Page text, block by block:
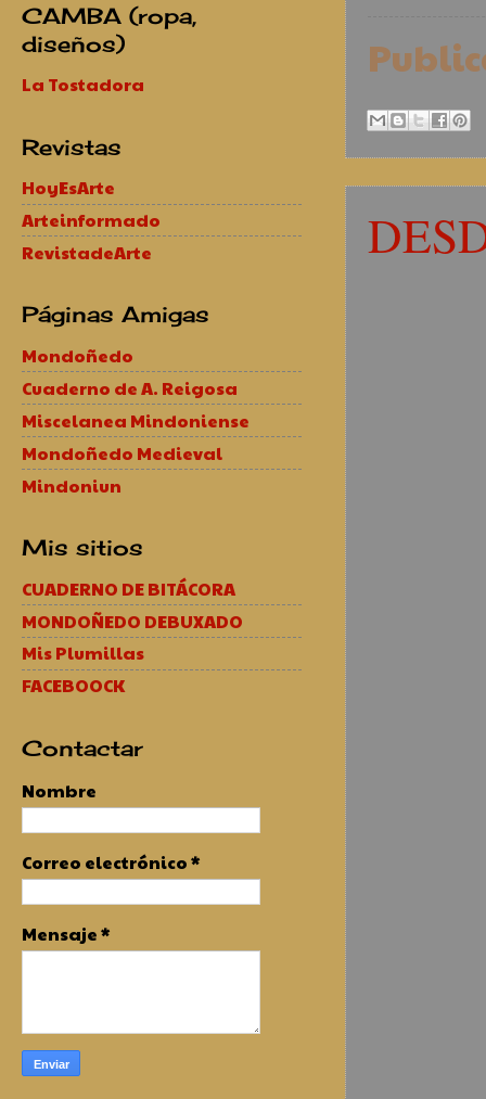
CAMBA (ropa,
diseños)
La Tostadora
Revistas
HoyEsArte
Arteinformado
RevistadeArte
Páginas Amigas
Mondoñedo
Cuaderno de A. Reigosa
Miscelanea Mindoniense
Mondoñedo Medieval
Mindoniun
Mis sitios
CUADERNO DE BITÁCORA
MONDOÑEDO DEBUXADO
Mis Plumillas
FACEBOOCK
Contactar
Nombre
Correo electrónico*
Mensaje*